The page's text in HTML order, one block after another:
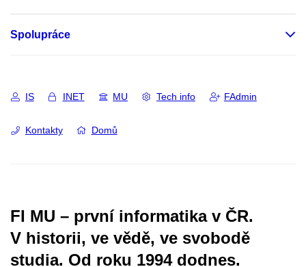
Spolupráce
IS INET MU Tech info FAdmin
Kontakty Domů
FI MU – první informatika v ČR.
V historii, ve vědě, ve svobodě
studia. Od roku 1994 dodnes.